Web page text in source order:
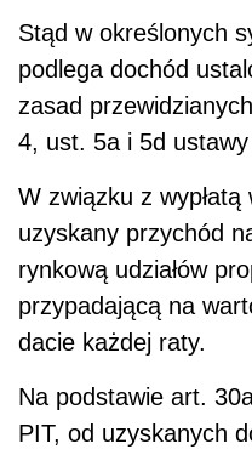
Stąd w określonych
podlega dochód
zasad
4, ust. 5a i 5d ustawy
W związku z
uzyskany przychód
rynkową udziałów
przypadającą na
dacie każdej raty.
Na podstawie art.
PIT, od uzyskanych